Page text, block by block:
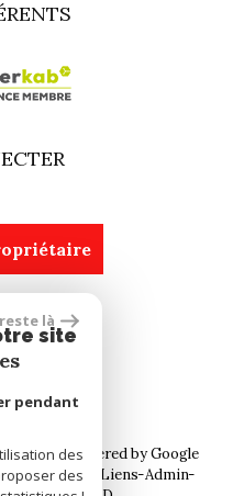
par
powered by Google
honoraires Liens Admin
là
site
pendant
des
des